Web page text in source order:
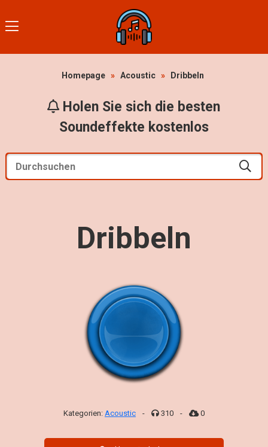
Homepage » Acoustic » Dribbeln
Holen Sie sich die besten
Soundeffekte kostenlos
Dribbeln
Kategorien: Acoustic - 310 - 0